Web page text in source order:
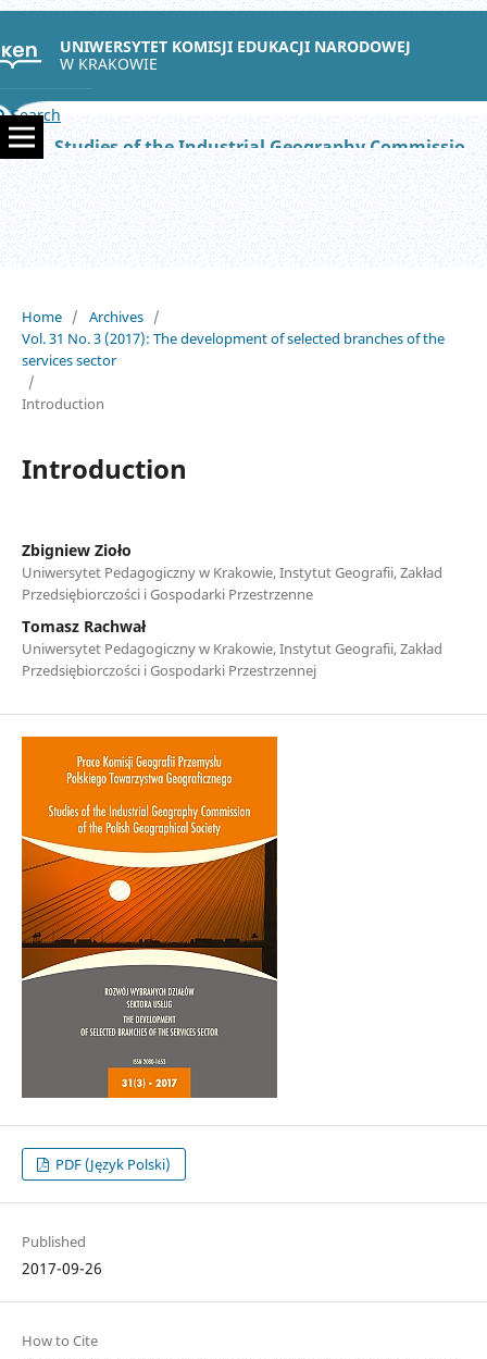
UNIWERSYTET KOMISJI EDUKACJI NARODOWEJ
W KRAKOWIE
Search
Studies of the Industrial Geography Commission of the Polish Geographical Society
Home / Archives /
Vol. 31 No. 3 (2017): The development of selected branches of the
services sector
/
Introduction
Introduction
Zbigniew Zioło
Uniwersytet Pedagogiczny w Krakowie, Instytut Geografii, Zakład
Przedsiębiorczości i Gospodarki Przestrzenne
Tomasz Rachwał
Uniwersytet Pedagogiczny w Krakowie, Instytut Geografii, Zakład
Przedsiębiorczości i Gospodarki Przestrzennej
PDF (Język Polski)
Published
2017-09-26
How to Cite